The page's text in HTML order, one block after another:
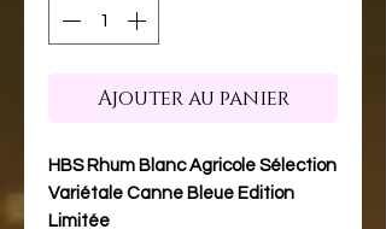
Ajouter au panier
HBS Rhum Blanc Agricole Sélection
Variétale Canne Bleue Edition
Limitée